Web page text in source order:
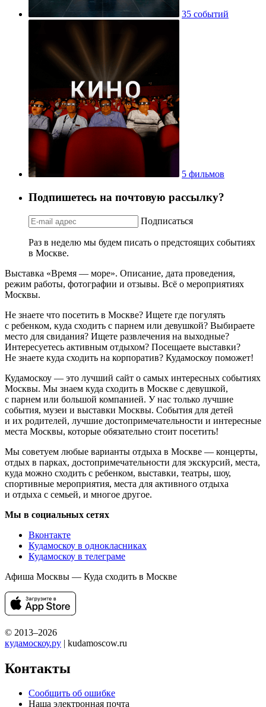
35 событий
5 фильмов
Подпишетесь на почтовую рассылку?
Подписаться
Раз в неделю мы будем писать о предстоящих событиях
в Москве.
Выставка «Время — море». Описание, дата проведения,
режим работы, фотографии и отзывы. Всё о мероприятиях
Москвы.
Не знаете что посетить в Москве? Ищете где погулять
с ребенком, куда сходить с парнем или девушкой? Выбираете
место для свидания? Ищете развлечения на выходные?
Интересуетесь активным отдыхом? Посещаете выставки?
Не знаете куда сходить на корпоратив? Кудамоскоу поможет!
Кудамоскоу — это лучший сайт о самых интересных событиях
Москвы. Мы знаем куда сходить в Москве с девушкой,
с парнем или большой компанией. У нас только лучшие
события, музеи и выставки Москвы. События для детей
и их родителей, лучшие достопримечательности и интересные
места Москвы, которые обязательно стоит посетить!
Мы советуем любые варианты отдыха в Москве — концерты,
отдых в парках, достопримечательности для экскурсий, места,
куда можно сходить с ребенком, выставки, театры, шоу,
спортивные мероприятия, места для активного отдыха
и отдыха с семьей, и многое другое.
Мы в социальных сетях
Вконтакте
Кудамоскоу в однокласниках
Кудамоскоу в телеграме
Афиша Москвы — Куда сходить в Москве
© 2013–2026
кудамоскоу.ру | kudamoscow.ru
Контакты
Сообщить об ошибке
Наша электронная почта